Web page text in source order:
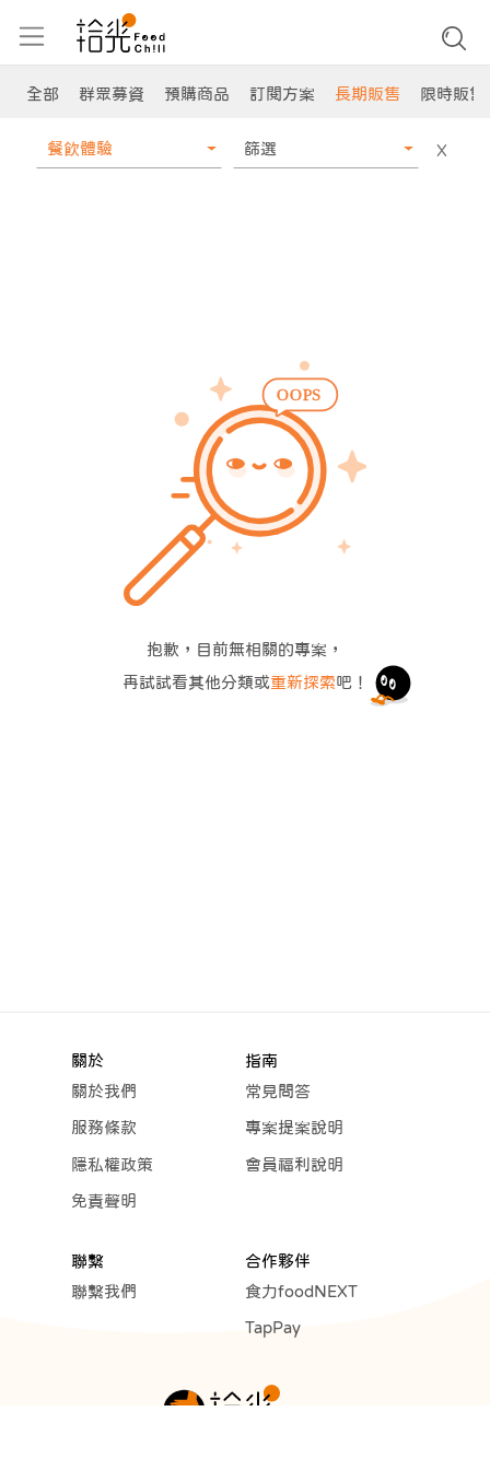
全部 群眾募資 預購商品 訂閱方案 長期販售 限時販售
餐飲體驗 篩選 X
抱歉，目前無相關的專案，
再試試看其他分類或重新探索吧！
關於
關於我們
服務條款
隱私權政策
免責聲明
指南
常見問答
專案提案說明
會員福利說明
聯繫
聯繫我們
合作夥伴
食力foodNEXT
TapPay